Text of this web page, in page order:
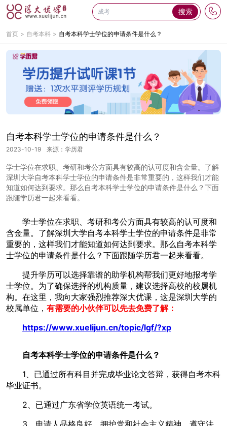
搜索
首页 自考本科 自考本科学士学位的申请条件是什么？
自考本科学士学位的申请条件是什么？
2023-10-19 来源：学历君
学士学位在求职、考研和考公方面具有较高的认可度和含金量。了解
深圳大学自考本科学士学位的申请条件是非常重要的，这样我们才能
知道如何达到要求。那么自考本科学士学位的申请条件是什么？下面
跟随学历君一起来看看。
学士学位在求职、考研和考公方面具有较高的认可度和
含金量。了解深圳大学自考本科学士学位的申请条件是非常
重要的，这样我们才能知道如何达到要求。那么自考本科学
士学位的申请条件是什么？下面跟随学历君一起来看看。
提升学历可以选择靠谱的助学机构帮我们更好地报考学
士学位。为了确保选择的机构质量，建议选择高校的校属机
构。在这里，我向大家强烈推荐深大优课，这是深圳大学的
校属单位， 有需要的小伙伴可以先去免费了解：
https://www.xuelijun.cn/topic/lgf/?xp
自考本科学士学位的申请条件是什么？
1、已通过所有科目并完成毕业论文答辩，获得自考本科
毕业证书。
2、已通过广东省学位英语统一考试。
3、申请人品格良好，拥护党和社会主义精神，遵守法